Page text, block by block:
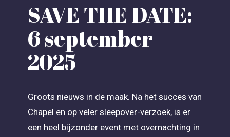
SAVE THE DATE:
6 september
2025
Groots nieuws in de maak. Na het succes van
Chapel en op veler sleepover-verzoek, is er
een heel bijzonder event met overnachting in